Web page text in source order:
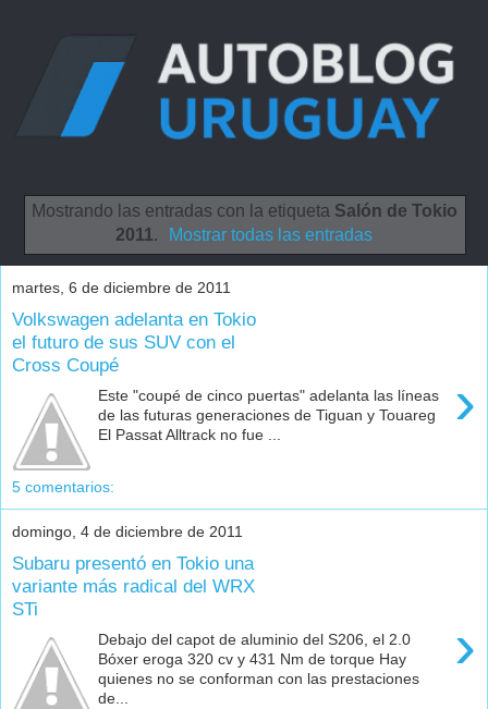
Mostrando las entradas con la etiqueta Salón de Tokio
2011. Mostrar todas las entradas
martes, 6 de diciembre de 2011
Volkswagen adelanta en Tokio
el futuro de sus SUV con el
Cross Coupé
›
Este "coupé de cinco puertas" adelanta las líneas
de las futuras generaciones de Tiguan y Touareg
El Passat Alltrack no fue ...
5 comentarios:
domingo, 4 de diciembre de 2011
Subaru presentó en Tokio una
variante más radical del WRX
STi
›
Debajo del capot de aluminio del S206, el 2.0
Bóxer eroga 320 cv y 431 Nm de torque Hay
quienes no se conforman con las prestaciones
de...